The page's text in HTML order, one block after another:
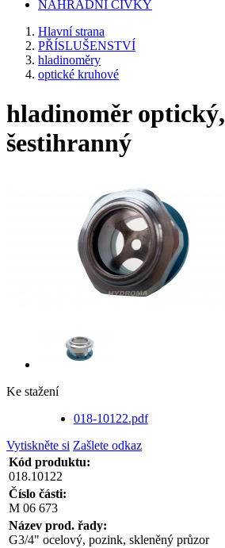
NÁHRADNÍ CÍVKY
Hlavní strana
PŘÍSLUŠENSTVÍ
hladinoměry
optické kruhové
hladinoměr optický,
šestihranný
Ke stažení
018-10122.pdf
Vytiskněte si Zašlete odkaz
Kód produktu:
018.10122
Číslo části:
M 06 673
Název prod. řady:
G3/4" ocelový, pozink, skleněný průzor